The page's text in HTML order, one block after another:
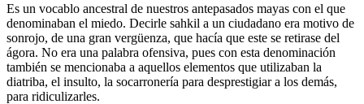
Es un vocablo ancestral de nuestros antepasados mayas con el que
denominaban el miedo. Decirle sahkil a un ciudadano era motivo de
sonrojo, de una gran vergüenza, que hacía que este se retirase del
ágora. No era una palabra ofensiva, pues con esta denominación
también se mencionaba a aquellos elementos que utilizaban la
diatriba, el insulto, la socarronería para desprestigiar a los demás,
para ridiculizarles.